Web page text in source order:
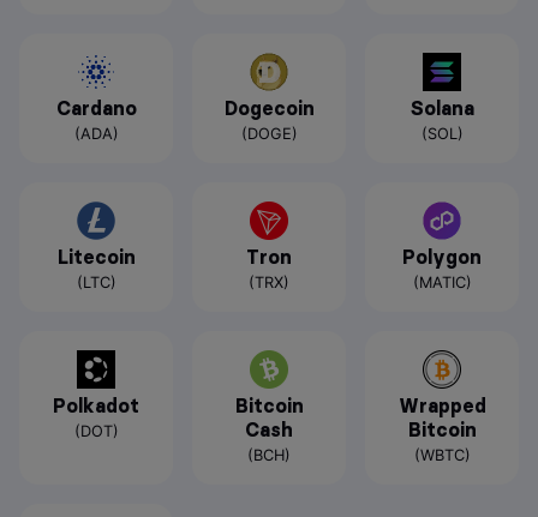
Cardano
(ADA)
Dogecoin
(DOGE)
Solana
(SOL)
Litecoin
(LTC)
Tron
(TRX)
Polygon
(MATIC)
Polkadot
(DOT)
Bitcoin
Cash
(BCH)
Wrapped
Bitcoin
(WBTC)